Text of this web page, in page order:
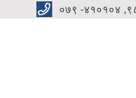
०७९ -४१०१०४